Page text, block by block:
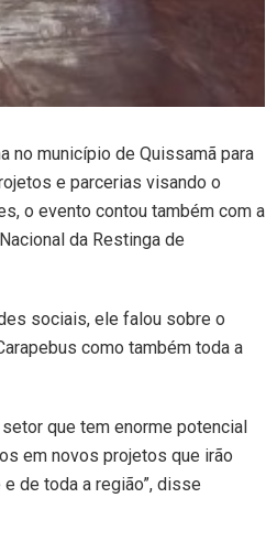
no município de Quissamã para
e parcerias visando o
o evento contou também com a
da Restinga de
sociais, ele falou sobre o
como também toda a
que tem enorme potencial
em novos projetos que irão
de toda a região”, disse